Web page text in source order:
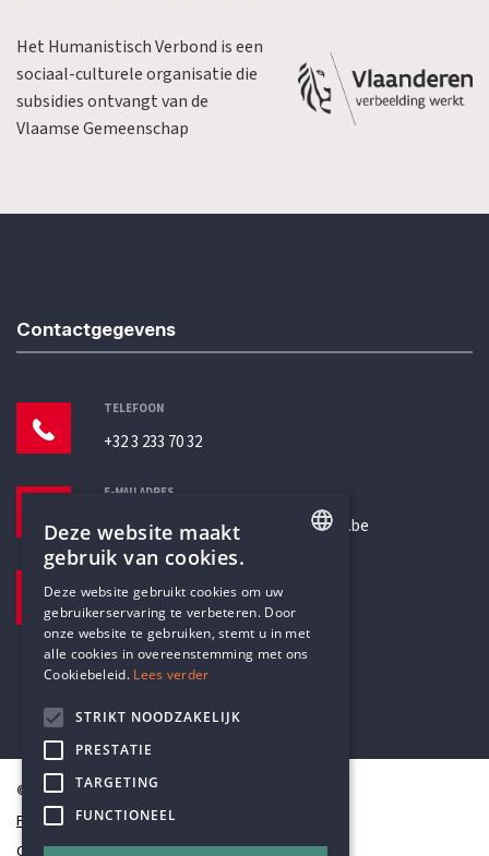
Het Humanistisch Verbond is een
sociaal-culturele organisatie die
subsidies ontvangt van de
Vlaamse Gemeenschap
Contactgegevens
TELEFOON
+32 3 233 70 32
E-MAILADRES
secretariaat@humanistischverbond.be
Pottenbrug 4
Antwerpen, 2000
© Humanistisch Verbond 2026
Privacy
DUTCH
Deze website maakt
gebruik van cookies.
Deze website gebruikt cookies om uw
gebruikerservaring te verbeteren. Door
onze website te gebruiken, stemt u in met
alle cookies in overeenstemming met ons
Cookiebeleid. Lees verder
STRIKT NOODZAKELIJK
PRESTATIE
TARGETING
FUNCTIONEEL